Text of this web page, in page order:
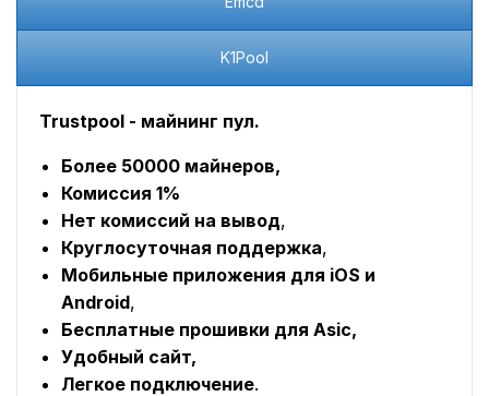
K1Pool
Trustpool - майнинг пул.
Более 50000 майнеров,
Комиссия 1%
Нет комиссий на вывод,
Круглосуточная поддержка,
Мобильные приложения для iOS и
Android,
Бесплатные прошивки для Asic,
Удобный сайт,
Легкое подключение.